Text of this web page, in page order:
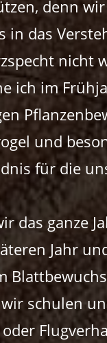
denn
in das
nicht
ich im
und
für die
das ganze
Jahr
schulen